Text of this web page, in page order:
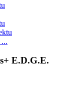
E.D.G.E.